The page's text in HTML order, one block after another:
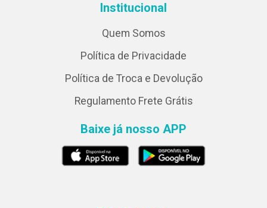
Institucional
Quem Somos
Política de Privacidade
Política de Troca e Devolução
Regulamento Frete Grátis
Baixe já nosso APP